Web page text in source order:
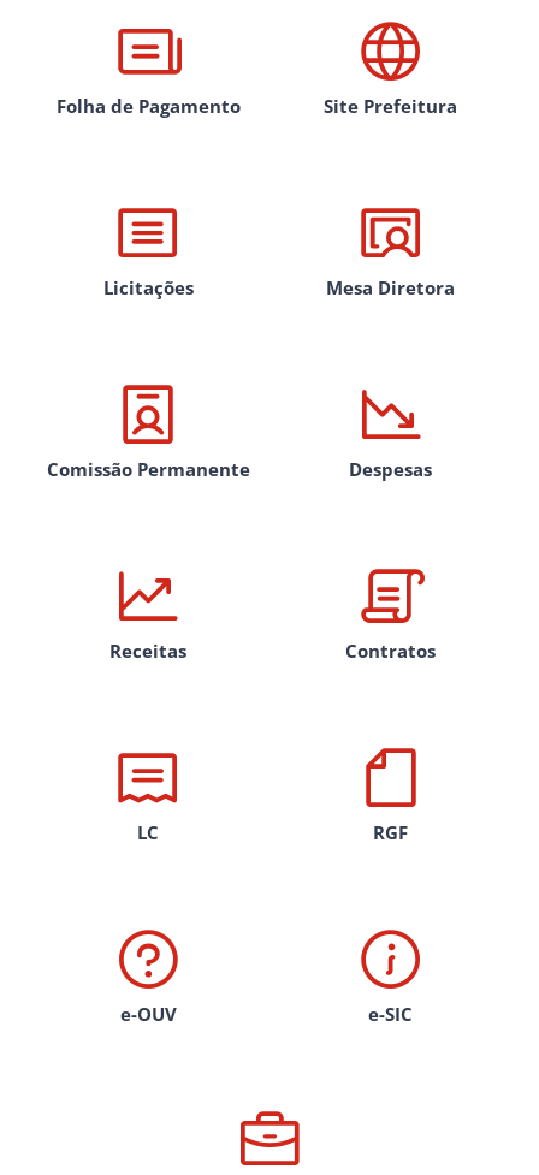
Folha de Pagamento Site Prefeitura
Licitações Mesa Diretora
Comissão Permanente Despesas
Receitas Contratos
LC RGF
e-OUV e-SIC